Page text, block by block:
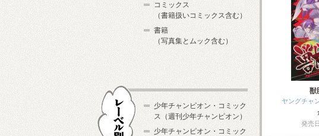
獣
ヤングチャ
発売
コミックス
（書籍扱いコミックス含む）
書籍
（写真集とムック含む）
少年チャンピオン・コミック
ス（週刊少年チャンピオン）
少年チャンピオン・コミック